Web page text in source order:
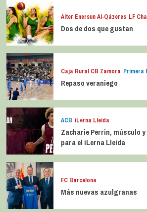
Alter Enersun Al-Qázeres LF
Dos de dos que gustan
Caja Rural CB Zamora Primera
Repaso veraniego
ACB iLerna Lleida
Zacharie Perrin, músculo
para el iLerna Lleida
FC Barcelona
Más nuevas azulgranas